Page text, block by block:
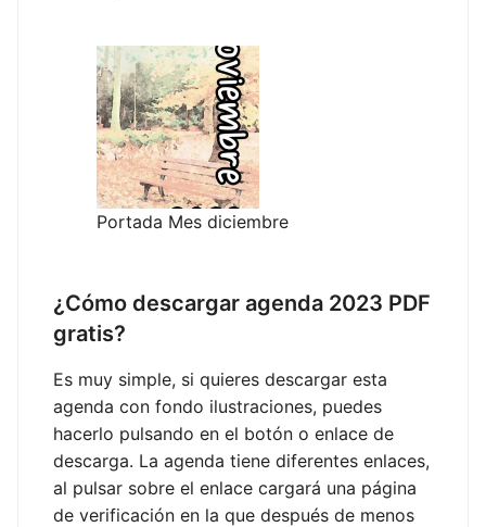
Portada Mes diciembre
¿Cómo descargar agenda 2023 PDF
gratis?
Es muy simple, si quieres descargar esta
agenda con fondo ilustraciones, puedes
hacerlo pulsando en el botón o enlace de
descarga. La agenda tiene diferentes enlaces,
al pulsar sobre el enlace cargará una página
de verificación en la que después de menos